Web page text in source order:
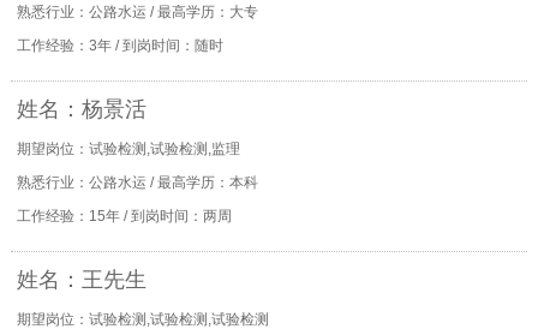
熟悉行业：公路水运 / 最高学历：大专
工作经验：3年 / 到岗时间：随时
姓名：杨景活
期望岗位：试验检测,试验检测,监理
熟悉行业：公路水运 / 最高学历：本科
工作经验：15年 / 到岗时间：两周
姓名：王先生
期望岗位：试验检测,试验检测,试验检测